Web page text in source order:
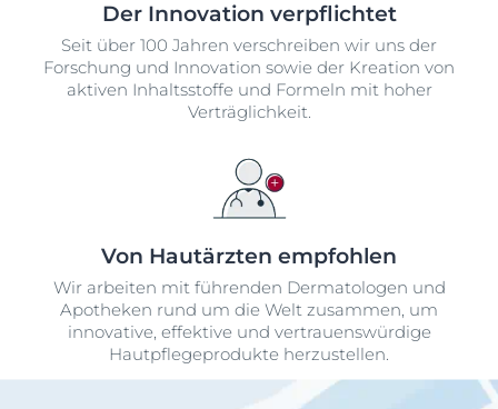
Der Innovation verpflichtet
Seit über 100 Jahren verschreiben wir uns der
Forschung und Innovation sowie der Kreation von
aktiven Inhaltsstoffe und Formeln mit hoher
Verträglichkeit.
Von Hautärzten empfohlen
Wir arbeiten mit führenden Dermatologen und
Apotheken rund um die Welt zusammen, um
innovative, effektive und vertrauenswürdige
Hautpflegeprodukte herzustellen.